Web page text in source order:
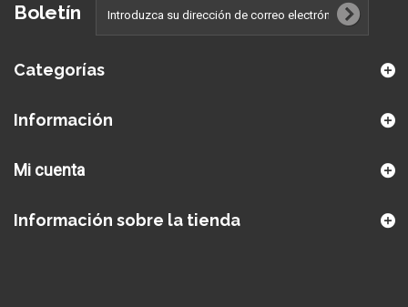
Boletín
Categorías
Información
Mi cuenta
Información sobre la tienda